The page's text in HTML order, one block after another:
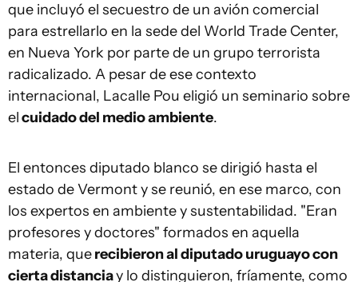
que incluyó el secuestro de un avión comercial
para estrellarlo en la sede del World Trade Center,
en Nueva York por parte de un grupo terrorista
radicalizado. A pesar de ese contexto
internacional, Lacalle Pou eligió un seminario sobre
elcuidado del medio ambiente.
El entonces diputado blanco se dirigió hasta el
estado de Vermont y se reunió, en ese marco, con
los expertos en ambiente y sustentabilidad. "Eran
profesores y doctores" formados en aquella
materia, querecibieron al diputado uruguayo con
cierta distanciay lo distinguieron, fríamente, como